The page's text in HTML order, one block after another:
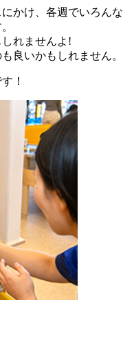
かけ、各週でいろん
れませんよ!
良いかもしれません。
！